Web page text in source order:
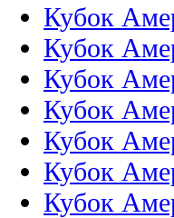
Кубок
Кубок
Кубок
Кубок
Кубок
Кубок
Кубок